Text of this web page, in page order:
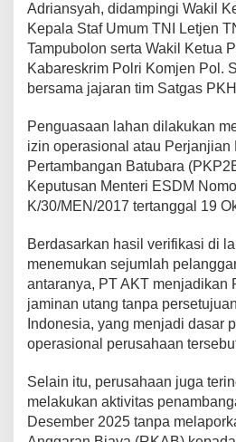
Adriansyah, didampingi Wakil
Kepala Staf Umum TNI Letjen
Tampubolon serta Wakil Ketua
Kabareskrim Polri Komjen Pol.
bersama jajaran tim Satgas
Penguasaan lahan dilakukan
izin operasional atau Perjanjian
Pertambangan Batubara
Keputusan Menteri ESDM
K/30/MEN/2017 tertanggal 19
Berdasarkan hasil verifikasi di
menemukan sejumlah
antaranya, PT AKT menjadikan
jaminan utang tanpa
Indonesia, yang menjadi dasar
operasional perusahaan
Selain itu, perusahaan juga
melakukan aktivitas
Desember 2025 tanpa